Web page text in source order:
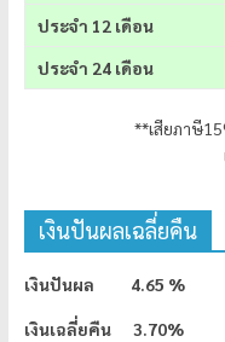
ประจำ 12 เดือน
ประจำ 24 เดือน
**เสียภาษี
เงินปันผลเฉลี่ยคืน
เงินปันผล 4.65 %
เงินเฉลี่ยคืน 3.70%